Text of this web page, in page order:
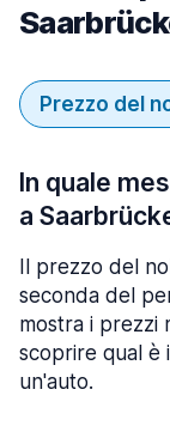
Prezzo del
In quale
a
Il prezzo del
seconda del
mostra i prezzi
scoprire qual è
un'auto.